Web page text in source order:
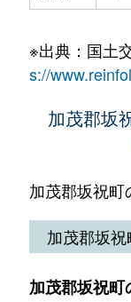
※出典：国土
s://
加茂郡坂
加茂郡坂祝町
加茂郡坂
加茂郡坂祝